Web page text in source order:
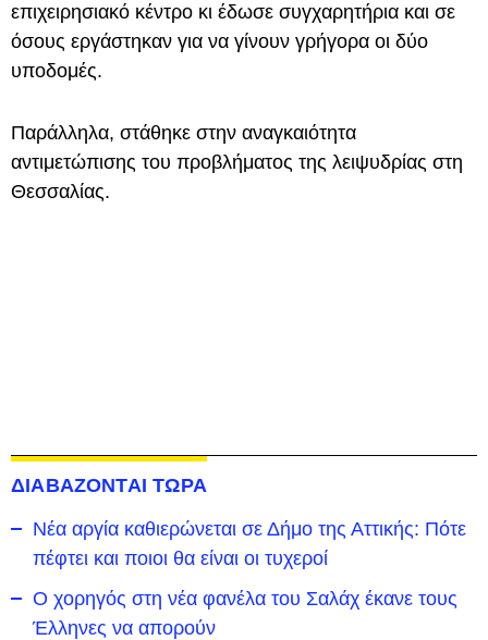
επιχειρησιακό κέντρο κι έδωσε συγχαρητήρια και σε
όσους εργάστηκαν για να γίνουν γρήγορα οι δύο
υποδομές.
Παράλληλα, στάθηκε στην αναγκαιότητα
αντιμετώπισης του προβλήματος της λειψυδρίας στη
Θεσσαλίας.
ΔΙΑΒΑΖΟΝΤΑΙ ΤΩΡΑ
Νέα αργία καθιερώνεται σε Δήμο της Αττικής: Πότε
πέφτει και ποιοι θα είναι οι τυχεροί
Ο χορηγός στη νέα φανέλα του Σαλάχ έκανε τους
Έλληνες να απορούν